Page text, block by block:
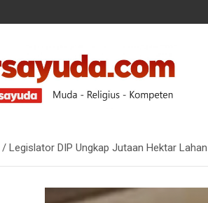
Legislator DIP Ungkap Jutaan Hektar